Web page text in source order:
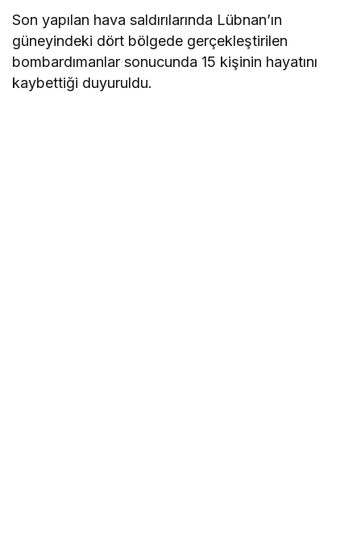
Son yapılan hava saldırılarında Lübnan’ın
güneyindeki dört bölgede gerçekleştirilen
bombardımanlar sonucunda 15 kişinin hayatını
kaybettiği duyuruldu.